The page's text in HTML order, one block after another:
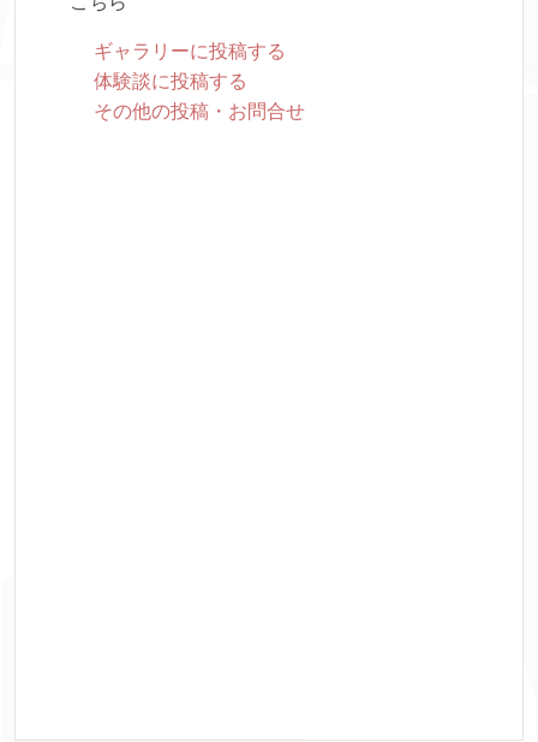
ギャラリーに投稿する
体験談に投稿する
その他の投稿・お問合せ